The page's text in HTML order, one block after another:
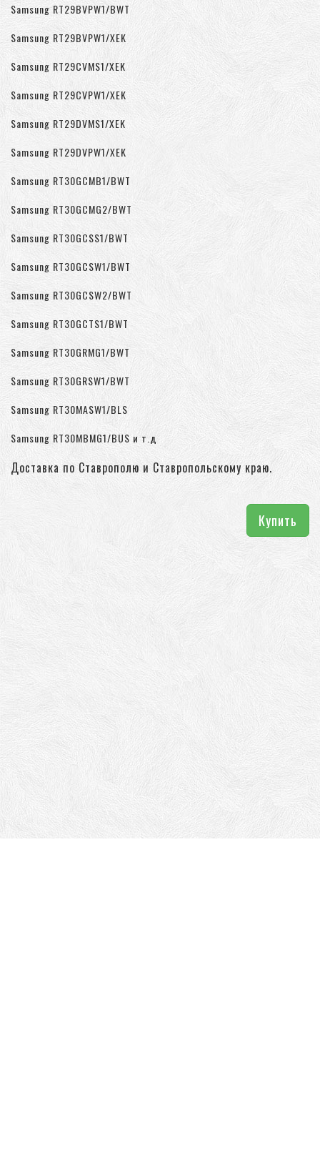
Samsung RT29BVPW1/BWT
Samsung RT29BVPW1/XEK
Samsung RT29CVMS1/XEK
Samsung RT29CVPW1/XEK
Samsung RT29DVMS1/XEK
Samsung RT29DVPW1/XEK
Samsung RT30GCMB1/BWT
Samsung RT30GCMG2/BWT
Samsung RT30GCSS1/BWT
Samsung RT30GCSW1/BWT
Samsung RT30GCSW2/BWT
Samsung RT30GCTS1/BWT
Samsung RT30GRMG1/BWT
Samsung RT30GRSW1/BWT
Samsung RT30MASW1/BLS
Samsung RT30MBMG1/BUS и т.д
Доставка по Ставрополю и Ставропольскому краю.
Купить